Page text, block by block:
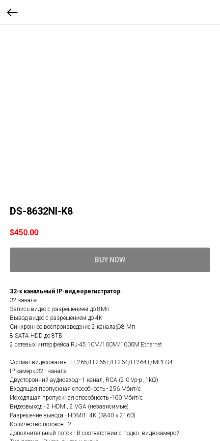
DS-8632NI-K8
$450.00
BUY NOW
32-х канальный IP-видеорегистратор
32 канала
Запись видео с разрешением до 8Мп
Вывод видео с разрешением до 4K
Синхронное воспроизведение 2 канала@8 Мп
8 SATA HDD до 8ТБ
2 сетевых интерфейса RJ-45 10M/100M/1000M Ethernet
Формат видеосжатия - H.265/H.265+/H.264/H.264+/MPEG4
IP камеры32 - канала
Двусторонний аудиовход - 1 канал, RCA (2.0 Vp-p, 1kΩ)
Входящая пропускная способность - 256 Мбит/с
Исходящая пропускная способность -160 Мбит/с
Видеовыход - 2 HDMI, 2 VGA (независимые)
Разрешение вывода - HDMI1: 4K (3840 × 2160)
Количество потоков - 2
Дополнительный поток - В соответствии с подкл. видеокамерой